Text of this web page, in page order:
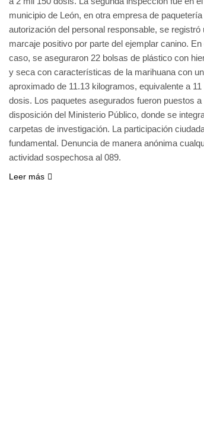
municipio de León, en otra empresa de
autorización del personal responsable, se registró
marcaje positivo por parte del ejemplar canino. En
caso, se aseguraron 22 bolsas de plástico con
y seca con características de la marihuana con
aproximado de 11.13 kilogramos, equivalente a 11
dosis. Los paquetes asegurados fueron puestos a
disposición del Ministerio Público, donde se
carpetas de investigación. La participación
fundamental. Denuncia de manera anónima
actividad sospechosa al 089.
Leer más